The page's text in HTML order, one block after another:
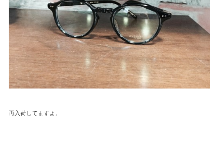
再入荷してますよ。